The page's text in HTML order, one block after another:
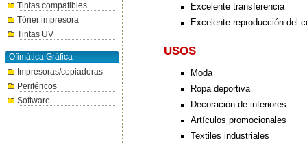
Tintas compatibles
Tóner impresora
Tintas UV
Ofimática Gráfica
Impresoras/copiadoras
Periféricos
Software
Excelente transferencia
Excelente reproducción del
USOS
Moda
Ropa deportiva
Decoración de interiores
Artículos promocionales
Textiles industriales